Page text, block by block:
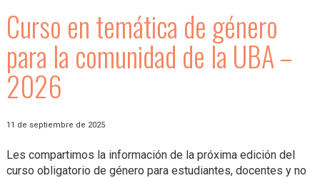
Curso en temática de género
para la comunidad de la UBA –
2026
11 de septiembre de 2025
Les compartimos la información de la próxima edición del
curso obligatorio de género para estudiantes, docentes y no